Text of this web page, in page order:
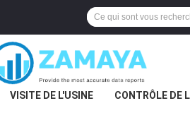
VISITE DE L'USINE CONTRÔLE DE